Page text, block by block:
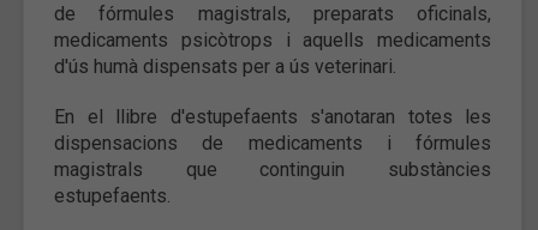
de fórmules magistrals, preparats oficinals,
medicaments psicòtrops i aquells medicaments
d'ús humà dispensats per a ús veterinari.
En el llibre d'estupefaents s'anotaran totes les
dispensacions de medicaments i fórmules
magistrals que continguin substàncies
estupefaents.